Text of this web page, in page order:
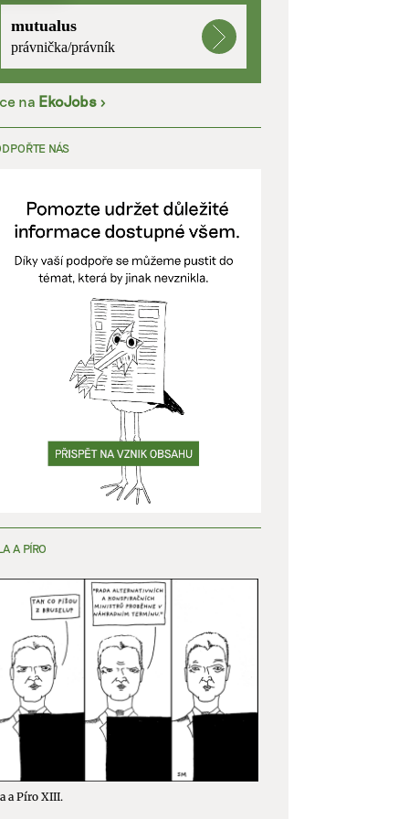
aktivní
mutualus
právnička/právník
na EkoJobs >
NÁS
A PÍRO
a Píro XIII.